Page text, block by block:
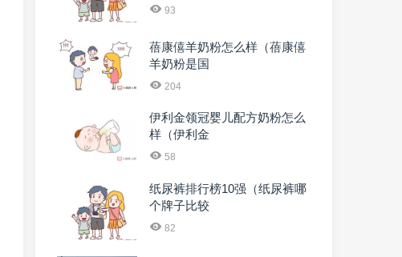
93
蓓康僖羊奶粉怎么样（蓓康僖
羊奶粉是国
204
伊利金领冠婴儿配方奶粉怎么
样（伊利金
58
纸尿裤排行榜10强（纸尿裤哪
个牌子比较
82